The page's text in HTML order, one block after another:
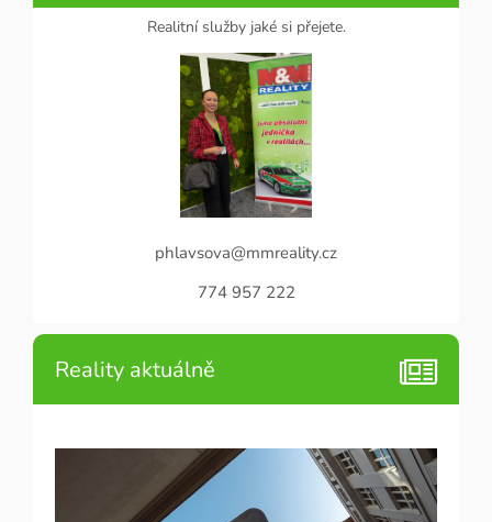
Realitní služby jaké si přejete.
phlavsova@mmreality.cz
774 957 222
Reality aktuálně